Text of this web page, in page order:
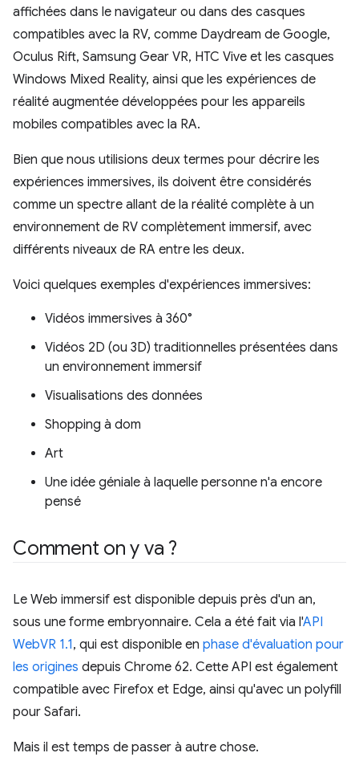
affichées dans le navigateur ou dans des casques
compatibles avec la RV, comme Daydream de Google,
Oculus Rift, Samsung Gear VR, HTC Vive et les casques
Windows Mixed Reality, ainsi que les expériences de
réalité augmentée développées pour les appareils
mobiles compatibles avec la RA.
Bien que nous utilisions deux termes pour décrire les
expériences immersives, ils doivent être considérés
comme un spectre allant de la réalité complète à un
environnement de RV complètement immersif, avec
différents niveaux de RA entre les deux.
Voici quelques exemples d'expériences immersives:
Vidéos immersives à 360°
Vidéos 2D (ou 3D) traditionnelles présentées dans
un environnement immersif
Visualisations des données
Shopping à dom
Art
Une idée géniale à laquelle personne n'a encore
pensé
Comment on y va ?
Le Web immersif est disponible depuis près d'un an,
sous une forme embryonnaire. Cela a été fait via l'API
WebVR 1.1, qui est disponible en phase d'évaluation pour
les origines depuis Chrome 62. Cette API est également
compatible avec Firefox et Edge, ainsi qu'avec un polyfill
pour Safari.
Mais il est temps de passer à autre chose.